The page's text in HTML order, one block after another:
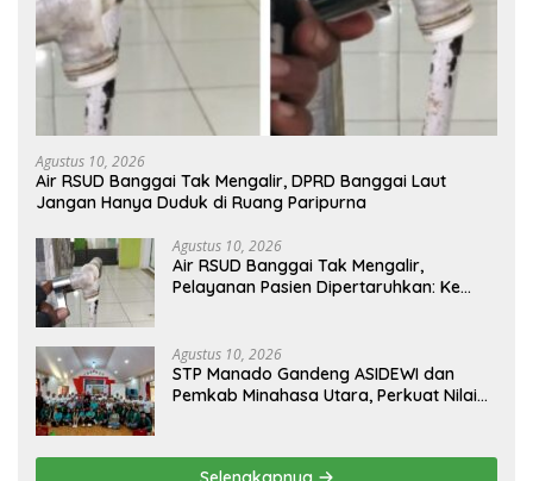
Agustus 10, 2026
Air RSUD Banggai Tak Mengalir, DPRD Banggai Laut
Jangan Hanya Duduk di Ruang Paripurna
Agustus 10, 2026
Air RSUD Banggai Tak Mengalir,
Pelayanan Pasien Dipertaruhkan: Ke
Agustus 10, 2026
‎STP Manado Gandeng ASIDEWI dan
Pemkab Minahasa Utara, Perkuat Nilai